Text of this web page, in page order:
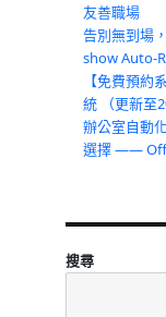
友善職場
告別無到場
show Auto-
【免費預約
統 （更新至
辦公室自動
選擇 ——
搜尋